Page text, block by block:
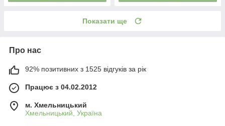
Показати ще
Про нас
92% позитивних з 1525 відгуків за рік
Працює з 04.02.2012
м. Хмельницький
Хмельницький, Україна